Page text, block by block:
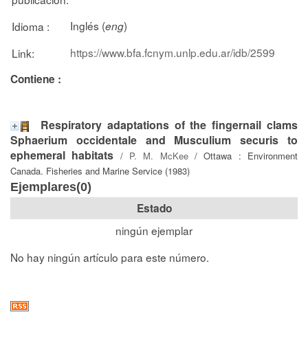
Idioma : Inglés (eng)
Link:
https://www.bfa.fcnym.unlp.edu.ar/idb/2599
Contiene :
Respiratory adaptations of the fingernail clams
Sphaerium occidentale and Musculium securis to
ephemeral habitats / P. M. McKee/ Ottawa : Environment
Canada. Fisheries and Marine Service (1983)
Ejemplares(0)
Estado
ningún ejemplar
No hay ningún artículo para este número.